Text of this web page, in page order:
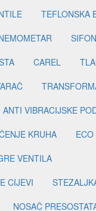
TEFLONSKA
SIFON
CAREL
ANTI VIBRACIJSKE
KRUHA
ECO
VENTILA
CIJEVI
NOSAČ